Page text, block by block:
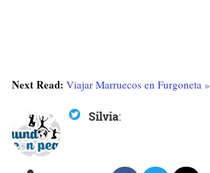
Next Read: Viajar Marruecos en Furgoneta »
Silvia: